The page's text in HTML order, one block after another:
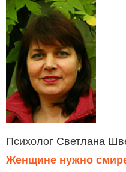
Психолог Светлана
Женщине нужно